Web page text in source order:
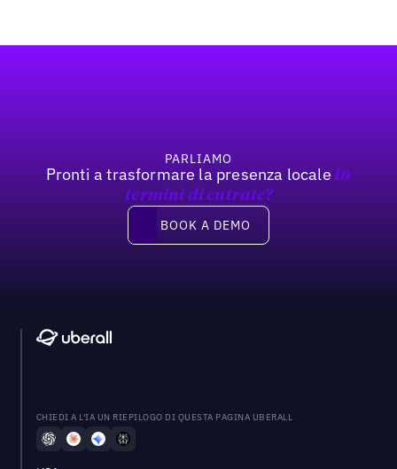
PARLIAMO
Pronti a trasformare la presenza locale In
termini di entrate?
Book a demo
BOOK A DEMO
CHIEDI A L'IA UN RIEPILOGO DI QUESTA PAGINA UBERALL